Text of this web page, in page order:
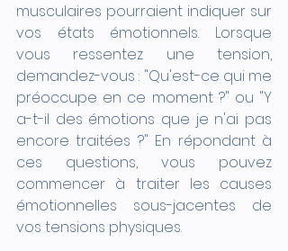
musculaires pourraient indiquer sur
vos états émotionnels. Lorsque
vous ressentez une tension,
demandez-vous : "Qu'est-ce qui me
préoccupe en ce moment ?" ou "Y
a-t-il des émotions que je n'ai pas
encore traitées ?" En répondant à
ces questions, vous pouvez
commencer à traiter les causes
émotionnelles sous-jacentes de
vos tensions physiques.